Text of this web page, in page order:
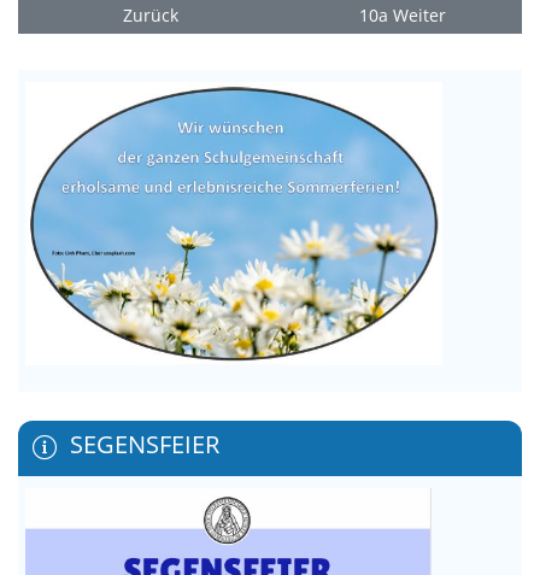
Zurück
10aWeiter
SEGENSFEIER